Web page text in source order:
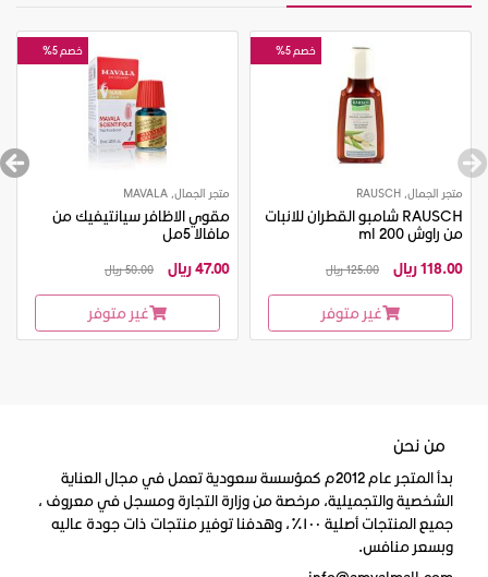
خصم 5%
متجر الجمال, RAUSCH
RAUSCH شامبو القطران للانبات
من راوش 200 ml
118.00 ريال
125.00 ريال
غير متوفر
خصم 5%
متجر الجمال, MAVALA
مقوي الاظافر سيانتيفيك من
مافالا 5مل
47.00 ريال
50.00 ريال
غير متوفر
من نحن
بدأ المتجر عام 2012م كمؤسسة سعودية تعمل في مجال العناية
الشخصية والتجميلية، مرخصة من وزارة التجارة ومسجل في معروف ،
جميع المنتجات أصلية ١٠٠٪، وهدفنا توفير منتجات ذات جودة عاليه
وبسعر منافس.